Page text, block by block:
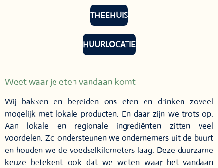
THEEHUIS
HUURLOCATIE
Weet waar je eten vandaan komt
Wij bakken en bereiden ons eten en drinken zoveel
mogelijk met lokale producten. En daar zijn we trots op.
Aan lokale en regionale ingrediënten zitten veel
voordelen. Zo ondersteunen we ondernemers uit de buurt
en houden we de voedselkilometers laag. Deze duurzame
keuze betekent ook dat we weten waar het vandaan